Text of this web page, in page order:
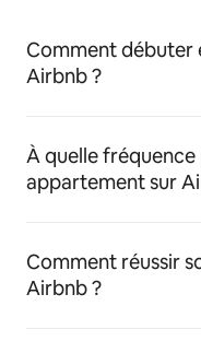
Comment débuter
Airbnb ?
À quelle
appartement sur
Comment réussir
Airbnb ?